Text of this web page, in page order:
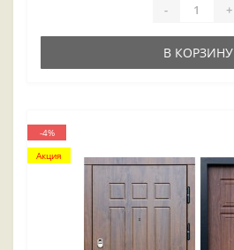
- +
В КОРЗИНУ
-4%
Акция